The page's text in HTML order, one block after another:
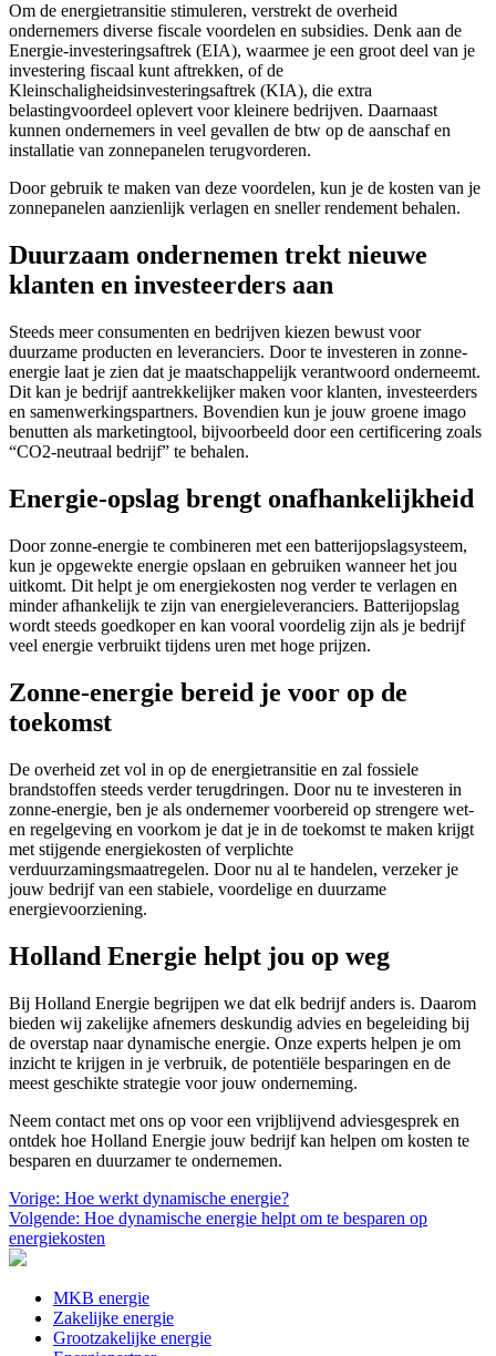
Om de energietransitie stimuleren, verstrekt de overheid
ondernemers diverse fiscale voordelen en subsidies. Denk aan de
Energie-investeringsaftrek (EIA), waarmee je een groot deel van je
investering fiscaal kunt aftrekken, of de
Kleinschaligheidsinvesteringsaftrek (KIA), die extra
belastingvoordeel oplevert voor kleinere bedrijven. Daarnaast
kunnen ondernemers in veel gevallen de btw op de aanschaf en
installatie van zonnepanelen terugvorderen.
Door gebruik te maken van deze voordelen, kun je de kosten van je
zonnepanelen aanzienlijk verlagen en sneller rendement behalen.
Duurzaam ondernemen trekt nieuwe
klanten en investeerders aan
Steeds meer consumenten en bedrijven kiezen bewust voor
duurzame producten en leveranciers. Door te investeren in zonne-
energie laat je zien dat je maatschappelijk verantwoord onderneemt.
Dit kan je bedrijf aantrekkelijker maken voor klanten, investeerders
en samenwerkingspartners. Bovendien kun je jouw groene imago
benutten als marketingtool, bijvoorbeeld door een certificering zoals
“CO2-neutraal bedrijf” te behalen.
Energie-opslag brengt onafhankelijkheid
Door zonne-energie te combineren met een batterijopslagsysteem,
kun je opgewekte energie opslaan en gebruiken wanneer het jou
uitkomt. Dit helpt je om energiekosten nog verder te verlagen en
minder afhankelijk te zijn van energieleveranciers. Batterijopslag
wordt steeds goedkoper en kan vooral voordelig zijn als je bedrijf
veel energie verbruikt tijdens uren met hoge prijzen.
Zonne-energie bereid je voor op de
toekomst
De overheid zet vol in op de energietransitie en zal fossiele
brandstoffen steeds verder terugdringen. Door nu te investeren in
zonne-energie, ben je als ondernemer voorbereid op strengere wet-
en regelgeving en voorkom je dat je in de toekomst te maken krijgt
met stijgende energiekosten of verplichte
verduurzamingsmaatregelen. Door nu al te handelen, verzeker je
jouw bedrijf van een stabiele, voordelige en duurzame
energievoorziening.
Holland Energie helpt jou op weg
Bij Holland Energie begrijpen we dat elk bedrijf anders is. Daarom
bieden wij zakelijke afnemers deskundig advies en begeleiding bij
de overstap naar dynamische energie. Onze experts helpen je om
inzicht te krijgen in je verbruik, de potentiële besparingen en de
meest geschikte strategie voor jouw onderneming.
Neem contact met ons op voor een vrijblijvend adviesgesprek en
ontdek hoe Holland Energie jouw bedrijf kan helpen om kosten te
besparen en duurzamer te ondernemen.
Bericht
navigatie
Vorige: Hoe werkt dynamische energie?
Volgende: Hoe dynamische energie helpt om te besparen op
energiekosten
MKB energie
Zakelijke energie
Grootzakelijke energie